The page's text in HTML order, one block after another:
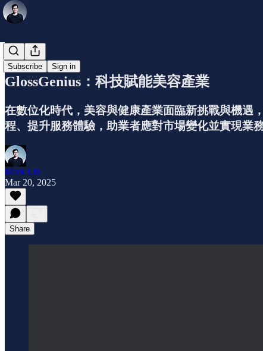
Subscribe Sign in
公司介紹
GlossGenius：科技賦能美容產業
在數位化時代，美容與健康產業面臨新挑戰與機遇
程、提升服務體驗，助業者應對市場變化並實現業務
Mark Lin
Mar 20, 2025
Share